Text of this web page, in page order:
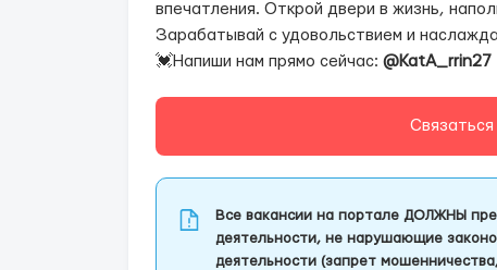
впечатления. Открой двери в жизнь,
Зарабатывай с удовольствием и
💓Напиши нам прямо сейчас: @KatA_rrin27
Все вакансии на портале ДОЛЖНЫ
деятельности, не нарушающие
деятельности (запрет